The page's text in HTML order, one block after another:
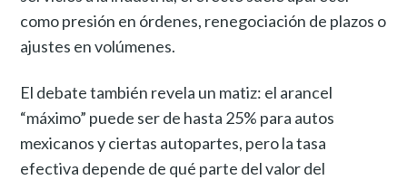
como presión en órdenes, renegociación de plazos o
ajustes en volúmenes.
El debate también revela un matiz: el arancel
“máximo” puede ser de hasta 25% para autos
mexicanos y ciertas autopartes, pero la tasa
efectiva depende de qué parte del valor del